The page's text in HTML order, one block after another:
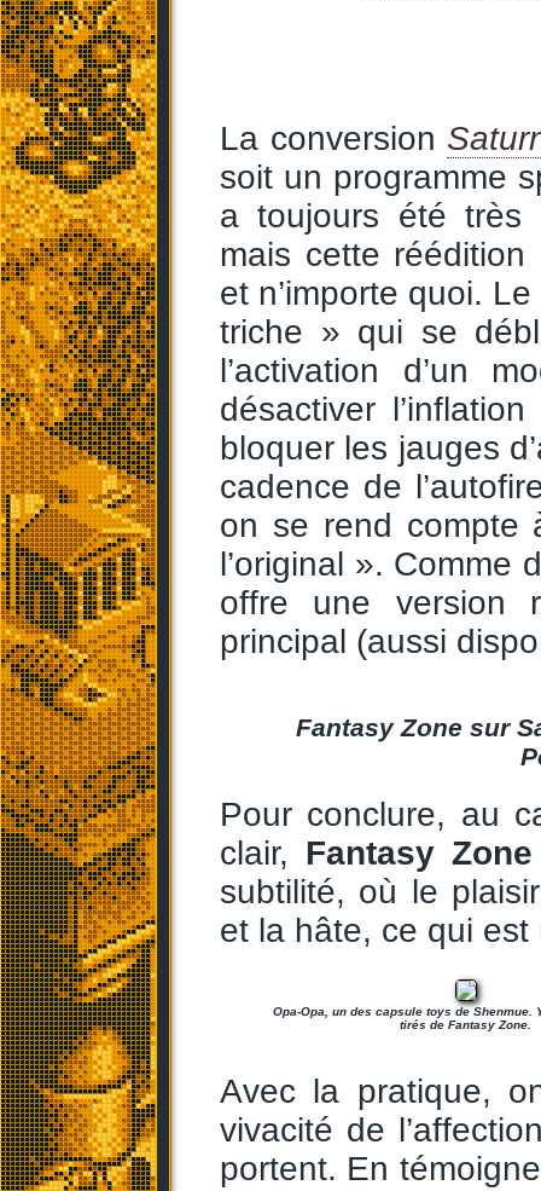
La conversion
soit un programme
a toujours été très
mais cette réédition
et n’importe quoi.
triche » qui se
l’activation d’un
désactiver
bloquer les jauges
cadence de
on se rend compte
l’original ». Comme
offre une version
principal (aussi
Fantasy Zone sur
Pour conclure, au
clair, Fantasy Zone
subtilité, où le
et la hâte, ce qui
Opa-Opa, un des capsule toys de Shenmue.
tirés de Fantasy Zone.
Avec la pratique,
vivacité de
portent. En